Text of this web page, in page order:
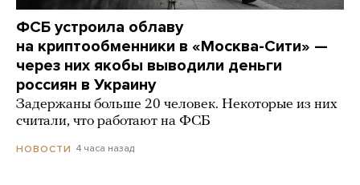
ФСБ устроила облаву
на криптообменники в «Москва-Сити» —
через них якобы выводили деньги
россиян в Украину
Задержаны больше 20 человек. Некоторые из них
считали, что работают на ФСБ
НОВОСТИ 4 часа назад